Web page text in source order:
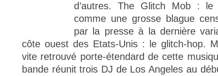
d’autres. The Glitch Mob :
comme une grosse blague
par la presse à la dernière
côte ouest des Etats-Unis : le glitch-hop.
vite retrouvé porte-étendard de cette
bande réunit trois DJ de Los Angeles au